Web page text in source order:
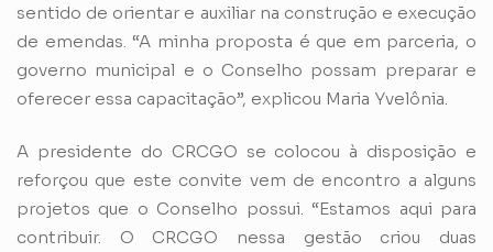
sentido de orientar e auxiliar na construção e execução
de emendas. “A minha proposta é que em parceria, o
governo municipal e o Conselho possam preparar e
oferecer essa capacitação”, explicou Maria Yvelônia.
A presidente do CRCGO se colocou à disposição e
reforçou que este convite vem de encontro a alguns
projetos que o Conselho possui. “Estamos aqui para
contribuir. O CRCGO nessa gestão criou duas